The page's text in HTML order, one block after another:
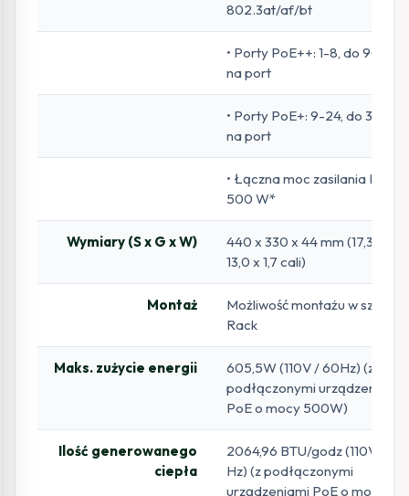
802.3at/af/bt
• Porty PoE++: 1-8, do 90 W
na port
• Porty PoE+: 9-24, do 30 W
na port
• Łączna moc zasilania PoE:
500 W*
Wymiary (S x G x W)
440 x 330 x 44 mm (17,3 x
13,0 x 1,7 cali)
Montaż
Możliwość montażu w szafie
Rack
Maks. zużycie energii
605,5W (110V / 60Hz) (z
podłączonymi urządzeniami
PoE o mocy 500W)
Ilość generowanego
ciepła
2064,96 BTU/godz (110V / 60
Hz) (z podłączonymi
urządzeniami PoE o mocy